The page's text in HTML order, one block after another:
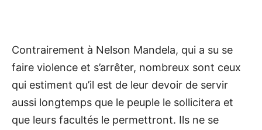
Contrairement à Nelson Mandela, qui a su se
faire violence et s’arrêter, nombreux sont ceux
qui estiment qu’il est de leur devoir de servir
aussi longtemps que le peuple le sollicitera et
que leurs facultés le permettront. Ils ne se